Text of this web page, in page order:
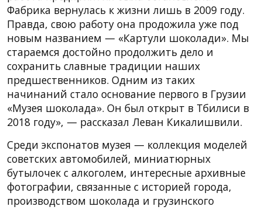
Фабрика вернулась к жизни лишь в 2009 году.
Правда, свою работу она продожила уже под
новым названием — «Картули шоколади». Мы
стараемся достойно продолжить дело и
сохранить славные традиции наших
предшественников. Одним из таких
начинаний стало основание первого в Грузии
«Музея шоколада». Он был открыт в Тбилиси в
2018 году», — рассказал Леван Кикалишвили.
Среди экспонатов музея — коллекция моделей
советских автомобилей, миниатюрных
бутылочек с алкоголем, интересные архивные
фотографии, связанные с историей города,
производством шоколада и грузинского